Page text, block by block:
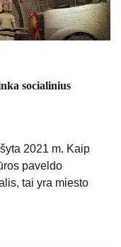
socialinius
2021 m. Kaip
paveldo
tai yra miesto